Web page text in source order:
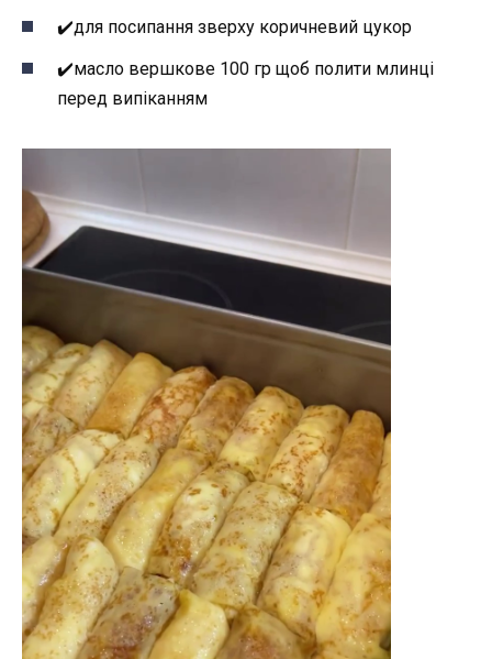
✔️для посипання зверху коричневий цукор
✔️масло вершкове 100 гр щоб полити млинці
перед випіканням